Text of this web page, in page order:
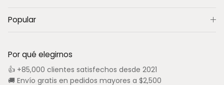
Popular
Por qué elegirnos
👍 +85,000 clientes satisfechos desde 2021
🚚 Envío gratis en pedidos mayores a $2,500